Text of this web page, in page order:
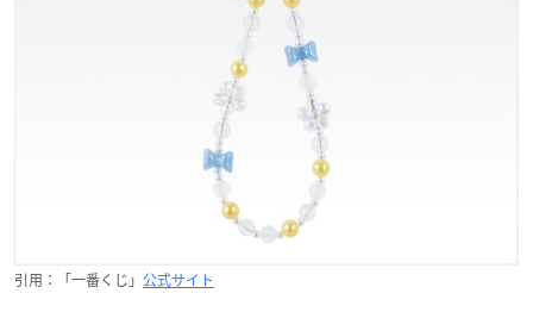
引用：「一番くじ」 公式サイト